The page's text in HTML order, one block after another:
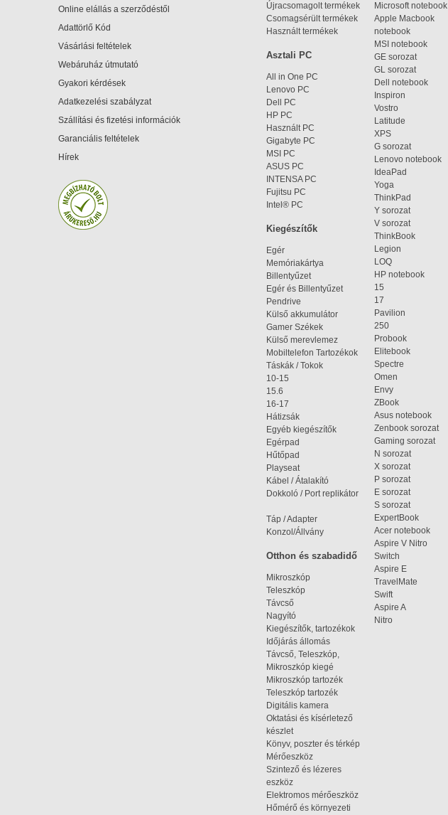
Online elállás a szerződéstől
Adattörlő Kód
Vásárlási feltételek
Webáruház útmutató
Gyakori kérdések
Adatkezelési szabályzat
Szállítási és fizetési információk
Garanciális feltételek
Hírek
Újracsomagolt termékek
Csomagsérült termékek
Használt termékek
Microsoft notebook
Apple Macbook
notebook
MSI notebook
GE sorozat
GL sorozat
Dell notebook
Inspiron
Vostro
Latitude
XPS
G sorozat
Lenovo notebook
IdeaPad
Yoga
ThinkPad
Y sorozat
V sorozat
ThinkBook
Legion
LOQ
HP notebook
15
17
Pavilion
250
Probook
Elitebook
Spectre
Omen
Envy
ZBook
Asus notebook
Zenbook sorozat
Gaming sorozat
N sorozat
X sorozat
P sorozat
E sorozat
S sorozat
ExpertBook
Acer notebook
Aspire V Nitro
Switch
Aspire E
TravelMate
Swift
Aspire A
Nitro
Asztali PC
All in One PC
Lenovo PC
Dell PC
HP PC
Használt PC
Gigabyte PC
MSI PC
ASUS PC
INTENSA PC
Fujitsu PC
Intel® PC
Kiegészítők
Egér
Memóriakártya
Billentyűzet
Egér és Billentyűzet
Pendrive
Külső akkumulátor
Gamer Székek
Külső merevlemez
Mobiltelefon Tartozékok
Táskák / Tokok
10-15
15.6
16-17
Hátizsák
Egyéb kiegészítők
Egérpad
Hűtőpad
Playseat
Kábel / Átalakító
Dokkoló / Port replikátor
Táp / Adapter
Konzol/Állvány
Otthon és szabadidő
Mikroszkóp
Teleszkóp
Távcső
Nagyító
Kiegészítők, tartozékok
Időjárás állomás
Távcső, Teleszkóp,
Mikroszkóp kiegé
Mikroszkóp tartozék
Teleszkóp tartozék
Digitális kamera
Oktatási és kísérletező
készlet
Könyv, poszter és térkép
Mérőeszköz
Szintező és lézeres
eszköz
Elektromos mérőeszköz
Hőmérő és környezeti